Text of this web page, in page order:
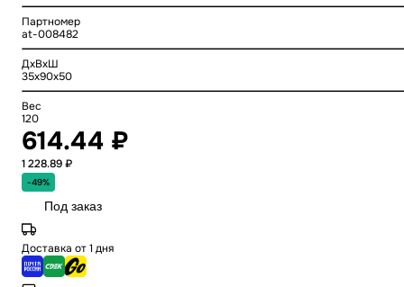
Партномер
at-008482
ДхВхШ
35x90x50
Вес
120
614.44 ₽
1 228.89 ₽
-49%
Под заказ
Доставка от 1 дня